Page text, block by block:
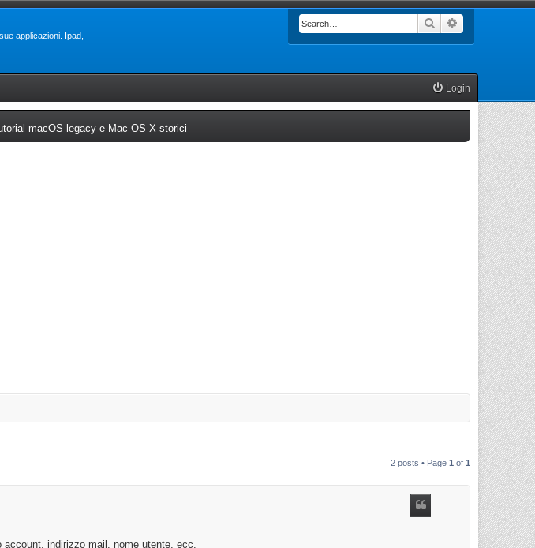
applicazioni. Ipad,
Search
Login
a new tab)
macOS legacy e Mac OS X storici
2 posts • Page 1 of 1
indirizzo mail, nome utente, ecc.